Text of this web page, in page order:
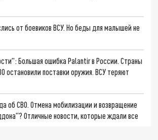
от боевиков ВСУ. Но беды для малышей не
Большая ошибка Palantir в России. Страны
остановили поставки оружия. ВСУ теряют
об СВО. Отмена мобилизации и возвращение
Отличные новости, которые ждали все